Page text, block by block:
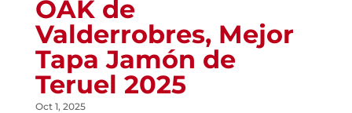
OAK de
Valderrobres, Mejor
Tapa Jamón de
Teruel 2025
Oct 1, 2025